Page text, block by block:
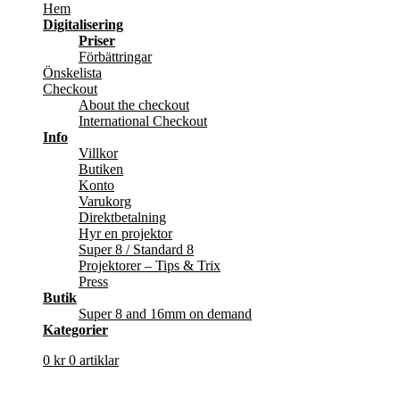
Hem
Digitalisering
Priser
Förbättringar
Önskelista
Checkout
About the checkout
International Checkout
Info
Villkor
Butiken
Konto
Varukorg
Direktbetalning
Hyr en projektor
Super 8 / Standard 8
Projektorer – Tips & Trix
Press
Butik
Super 8 and 16mm on demand
Kategorier
0 kr 0 artiklar